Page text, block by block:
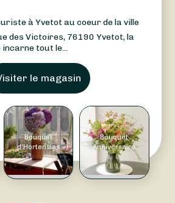
à Yvetot au coeur de la ville
des Victoires, 76190 Yvetot, la
tout le...
le magasin
Bouquet
d'Hortensias
Bouquet
Anniversaire